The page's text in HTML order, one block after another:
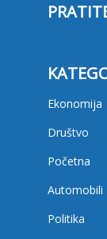
Ekonomija
Društvo
Početna
Automobili
Politika